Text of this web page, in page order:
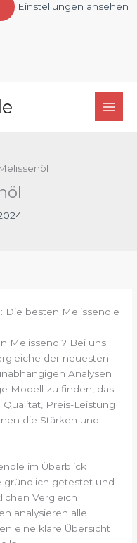
Einstellungen ansehen
Die besten Melissenöle
Melissenöl? Bei uns
der neuesten
Analysen
Modell zu finden, das
Preis-Leistung
die Stärken und
im Überblick
gründlich getestet und
Vergleich
analysieren alle
eine klare Übersicht